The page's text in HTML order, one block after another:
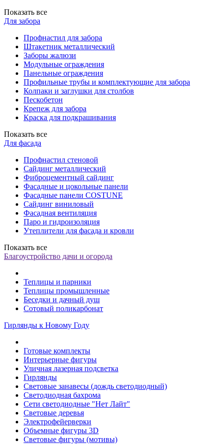
Показать все
Для забора
Профнастил для забора
Штакетник металлический
Заборы жалюзи
Модульные ограждения
Панельные ограждения
Профильные трубы и комплектующие для забора
Колпаки и заглушки для столбов
Пескобетон
Крепеж для забора
Краска для подкрашивания
Показать все
Для фасада
Профнастил стеновой
Сайдинг металлический
Фиброцементный сайдинг
Фасадные и цокольные панели
Фасадные панели COSTUNE
Сайдинг виниловый
Фасадная вентиляция
Паро и гидроизоляция
Утеплители для фасада и кровли
Показать все
Благоустройство дачи и огорода
Теплицы и парники
Теплицы промышленные
Беседки и дачный душ
Сотовый поликарбонат
Гирлянды к Новому Году
Готовые комплекты
Интерьерные фигуры
Уличная лазерная подсветка
Гирлянды
Световые занавесы (дождь светодиодный)
Светодиодная бахрома
Сети светодиодные "Нет Лайт"
Световые деревья
Электрофейерверки
Объемные фигуры 3D
Световые фигуры (мотивы)